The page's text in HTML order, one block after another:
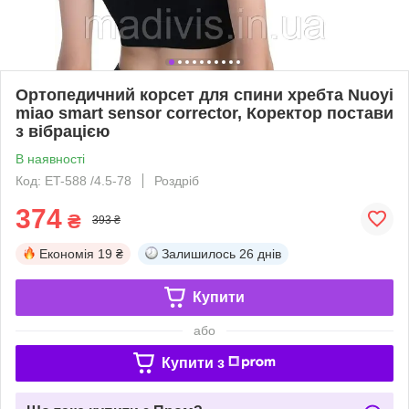
Ортопедичний корсет для спини хребта Nuoyi
miao smart sensor corrector, Коректор постави
з вібрацією
В наявності
Код: ET-588 /4.5-78
Роздріб
374 ₴ 393 ₴
Економія 19 ₴ Залишилось 26 днів
Купити
або
Купити з